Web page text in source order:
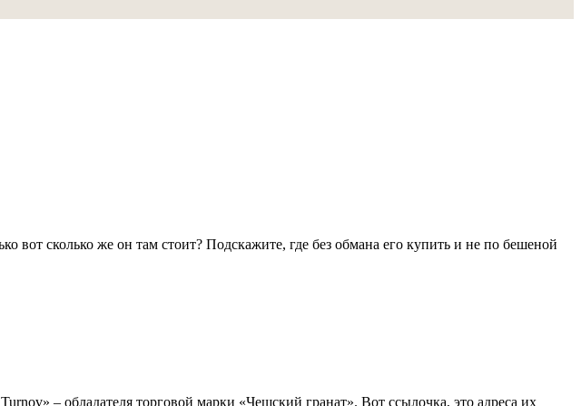
вот сколько же он там стоит? Подскажите, где без обмана его купить и не по бешеной
– обладателя торговой марки «Чешский гранат». Вот ссылочка, это адреса их